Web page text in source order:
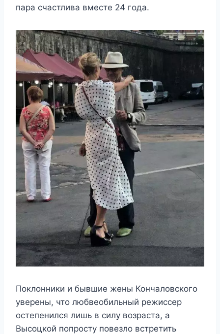
пара счастлива вместе 24 года.
Поклонники и бывшие жены Кончаловского
уверены, что любвеобильный режиссер
остепенился лишь в силу возраста, а
Высоцкой попросту повезло встретить